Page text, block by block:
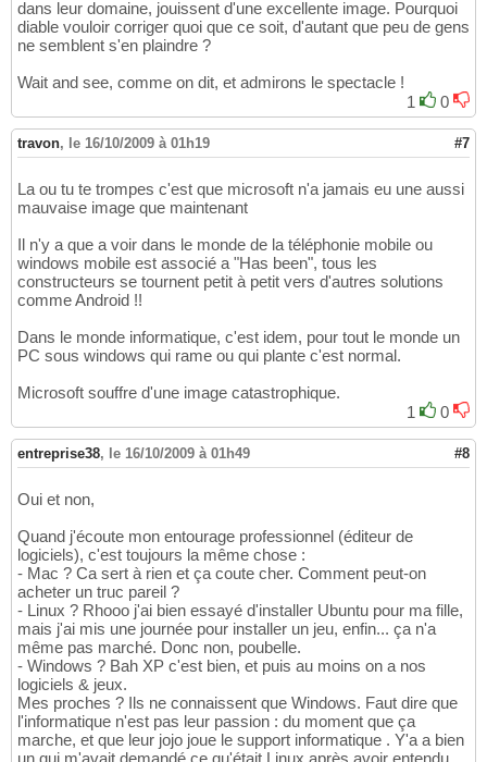
dans leur domaine, jouissent d'une excellente image. Pourquoi
diable vouloir corriger quoi que ce soit, d'autant que peu de gens
ne semblent s'en plaindre ?
Wait and see, comme on dit, et admirons le spectacle !
1
0
travon, le 16/10/2009 à 01h19 #7
La ou tu te trompes c'est que microsoft n'a jamais eu une aussi
mauvaise image que maintenant
Il n'y a que a voir dans le monde de la téléphonie mobile ou
windows mobile est associé a "Has been", tous les
constructeurs se tournent petit à petit vers d'autres solutions
comme Android !!
Dans le monde informatique, c'est idem, pour tout le monde un
PC sous windows qui rame ou qui plante c'est normal.
Microsoft souffre d'une image catastrophique.
1
0
entreprise38, le 16/10/2009 à 01h49 #8
Oui et non,
Quand j'écoute mon entourage professionnel (éditeur de
logiciels), c'est toujours la même chose :
- Mac ? Ca sert à rien et ça coute cher. Comment peut-on
acheter un truc pareil ?
- Linux ? Rhooo j'ai bien essayé d'installer Ubuntu pour ma fille,
mais j'ai mis une journée pour installer un jeu, enfin... ça n'a
même pas marché. Donc non, poubelle.
- Windows ? Bah XP c'est bien, et puis au moins on a nos
logiciels & jeux.
Mes proches ? Ils ne connaissent que Windows. Faut dire que
l'informatique n'est pas leur passion : du moment que ça
marche, et que leur jojo joue le support informatique . Y'a a bien
un qui m'avait demandé ce qu'était Linux après avoir entendu